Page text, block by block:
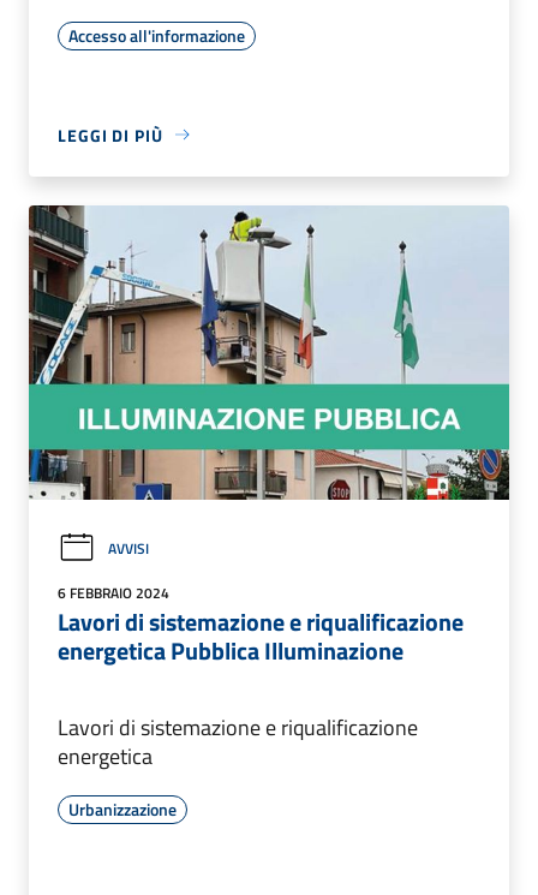
Accesso all'informazione
LEGGI DI PIÙ
AVVISI
6 FEBBRAIO 2024
Lavori di sistemazione e riqualificazione
energetica Pubblica Illuminazione
Lavori di sistemazione e riqualificazione
energetica
Urbanizzazione